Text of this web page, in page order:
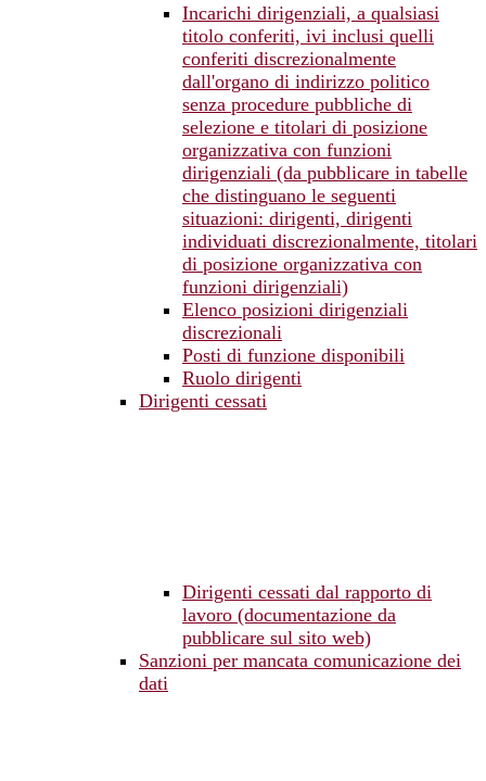
Incarichi dirigenziali, a qualsiasi
titolo conferiti, ivi inclusi quelli
conferiti discrezionalmente
dall'organo di indirizzo politico
senza procedure pubbliche di
selezione e titolari di posizione
organizzativa con funzioni
dirigenziali (da pubblicare in tabelle
che distinguano le seguenti
situazioni: dirigenti, dirigenti
individuati discrezionalmente, titolari
di posizione organizzativa con
funzioni dirigenziali)
Elenco posizioni dirigenziali
discrezionali
Posti di funzione disponibili
Ruolo dirigenti
Dirigenti cessati
Dirigenti cessati dal rapporto di
lavoro (documentazione da
pubblicare sul sito web)
Sanzioni per mancata comunicazione dei
dati